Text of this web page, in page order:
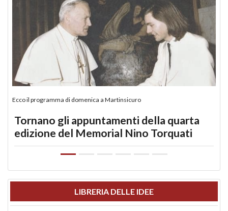
Ecco il programma di domenica a Martinsicuro
Tornano gli appuntamenti della quarta
edizione del Memorial Nino Torquati
LIBRERIA DELLE IDEE